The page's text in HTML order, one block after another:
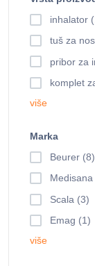
inhalator
tuš za
pribor za
komplet
više
Marka
Beurer (8)
Medisana
Scala (3)
Emag (1)
više